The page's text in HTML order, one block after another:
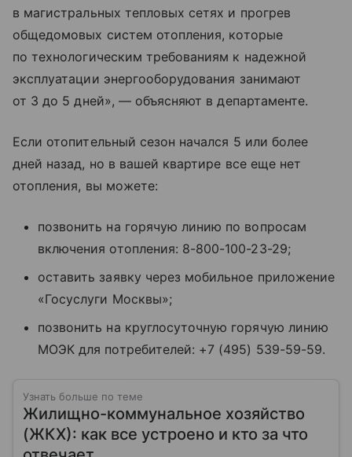
в магистральных тепловых сетях и прогрев
общедомовых систем отопления, которые
по технологическим требованиям к надежной
эксплуатации энергооборудования занимают
от 3 до 5 дней», — объясняют в департаменте.
Если отопительный сезон начался 5 или более
дней назад, но в вашей квартире все еще нет
отопления, вы можете:
позвонить на горячую линию по вопросам
включения отопления: 8-800-100-23-29;
оставить заявку через мобильное приложение
«Госуслуги Москвы»;
позвонить на круглосуточную горячую линию
МОЭК для потребителей: +7 (495) 539-59-59.
Узнать больше по теме
Жилищно-коммунальное хозяйство
(ЖКХ): как все устроено и кто за что